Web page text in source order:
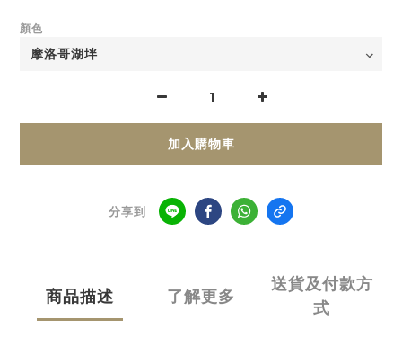
顏色
加入購物車
分享到
商品描述 了解更多
送貨及付款方
式